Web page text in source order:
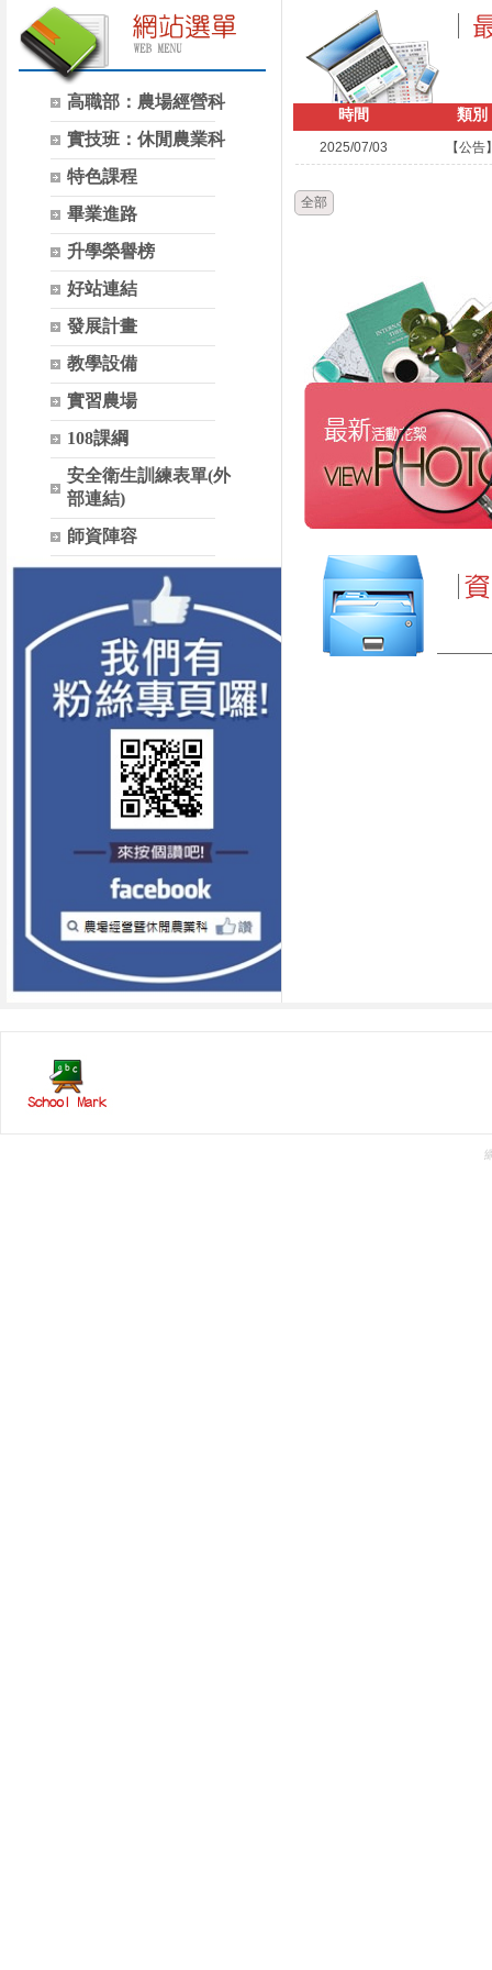
高職部：農場經營科
實技班：休閒農業科
特色課程
畢業進路
升學榮譽榜
好站連結
發展計畫
教學設備
實習農場
108課綱
安全衛生訓練表單(外
部連結)
師資陣容
時間 類別
2025/07/03 【公告
全部